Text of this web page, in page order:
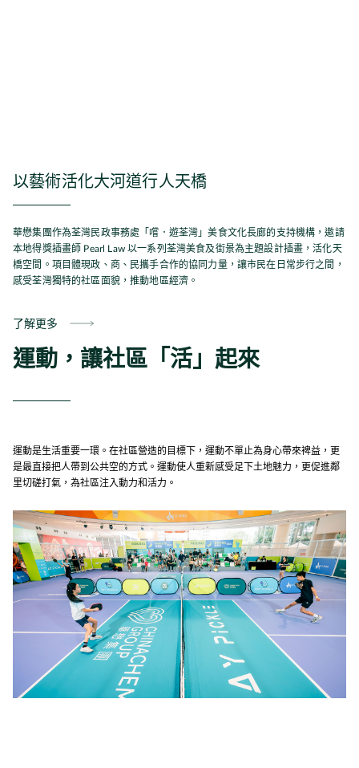
以藝術活化大河道行人天橋
華懋集團作為荃灣民政事務處「嚐．遊荃灣」美食文化長廊的支持機構，邀請
本地得獎插畫師 Pearl Law 以一系列荃灣美食及街景為主題設計插畫，活化天
橋空間。項目體現政、商、民攜手合作的協同力量，讓市民在日常步行之間，
感受荃灣獨特的社區面貌，推動地區經濟。
了解更多
運動，讓社區「活」起來
運動是生活重要一環。在社區營造的目標下，運動不單止為身心帶來裨益，更
是最直接把人帶到公共空的方式。運動使人重新感受足下土地魅力，更促進鄰
里切磋打氣，為社區注入動力和活力。